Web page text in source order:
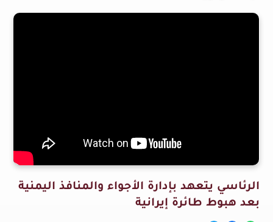
الرئاسي يتعهد بإدارة الأجواء والمنافذ اليمنية
بعد هبوط طائرة إيرانية